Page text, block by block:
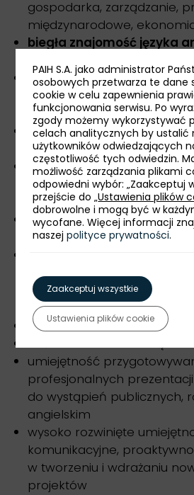
gospodarka, zarządzanie,
międzynarodowe,
biegła znajomość języka
biegła znajomość języka
piśmie na poziomie (min.
poziom native speakera
ugruntowana wiedza z
gospodarki Stanów
doświadczenie zawodowe
wsparcia eksportu,
rozwoju współpracy
gotowość do podróży
zagranicznych
środowisku
sukcesami w obszarze
rozwoju relacji biznesowych
bardzo dobra znajomość
doświadczenie w
umiejętność
profesjonalnych
do wystąpień publicznych,
angielskim
wysoko rozwinięte
komunikacyjne,
w tworzeniu i wdrażaniu
projektów
PAIH S.A. jako administrator
osobowych przetwarza te dane
cookie w celu zapewnienia
funkcjonowania serwisu. Po
zgody możemy wykorzystywać
celach analitycznych by ustalić
użytkowników odwiedzających
częstotliwość tych odwiedzin.
możliwość zarządzania plikami
odpowiedni wybór: „Zaakceptuj
przejście do „Ustawienia plików
dobrowolne i mogą być w
wycofane. Więcej informacji
naszejpolityce prywatności.
Zaakceptuj wszystkie
Ustawienia plików cookie